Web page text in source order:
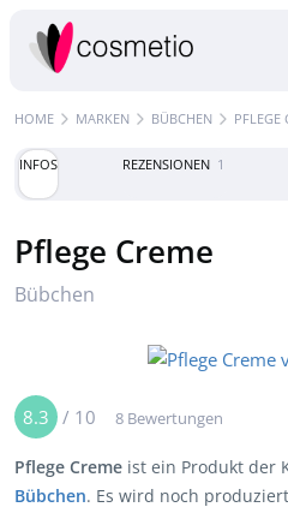
HOME MARKEN BÜBCHEN PFLEGE
INFOS REZENSIONEN 1
Pflege Creme
Bübchen
8.3 / 10 8 Bewertungen
Pflege Creme ist ein Produkt der
Bübchen. Es wird noch